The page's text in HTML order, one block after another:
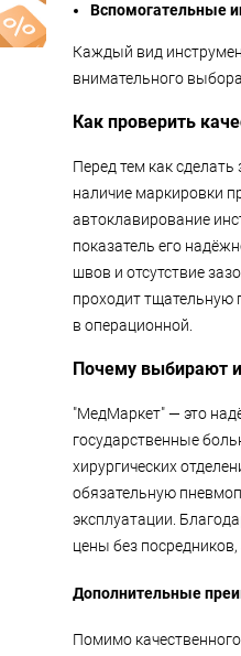
Вспомогательные
Каждый вид
внимательного
Как проверить
Перед тем как
наличие маркировки
автоклавирование
показатель его
швов и отсутствие
проходит тщательную
в операционной.
Почему выбирают
"МедМаркет" — это
государственные
хирургических
обязательную
эксплуатации.
цены без посредников,
Дополнительные
Помимо